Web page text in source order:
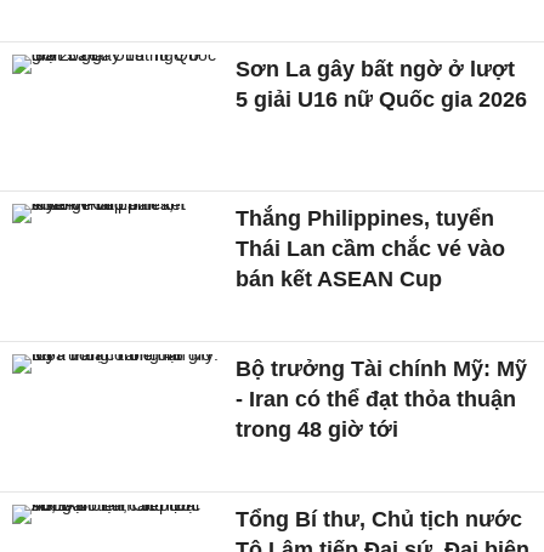
Sơn La gây bất ngờ ở lượt
5 giải U16 nữ Quốc gia 2026
Thắng Philippines, tuyển
Thái Lan cầm chắc vé vào
bán kết ASEAN Cup
Bộ trưởng Tài chính Mỹ: Mỹ
- Iran có thể đạt thỏa thuận
trong 48 giờ tới
Tổng Bí thư, Chủ tịch nước